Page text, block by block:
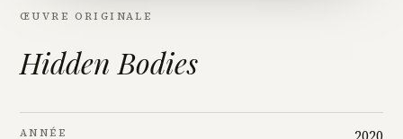
ŒUVRE ORIGINALE
Hidden Bodies
ANNÉE